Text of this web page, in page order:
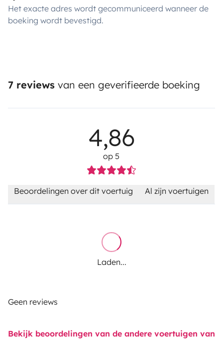
Het exacte adres wordt gecommuniceerd wanneer de
boeking wordt bevestigd.
7 reviews van een geverifieerde boeking
4,86
op 5
Beoordelingen over dit voertuig Al zijn voertuigen
Laden...
Geen reviews
Bekijk beoordelingen van de andere voertuigen van